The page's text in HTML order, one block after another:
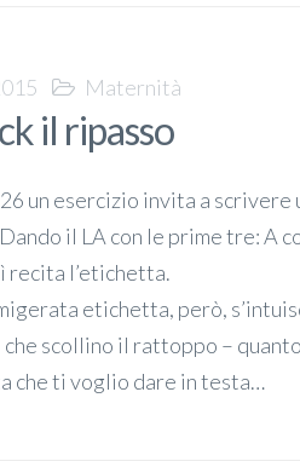
Maternità
il ripasso
un esercizio invita a
il LA con le prime tre: A
recita l’etichetta.
etichetta, però,
scollino il rattoppo –
che ti voglio dare in testa…